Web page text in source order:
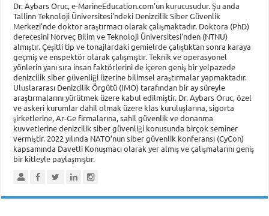
Dr. Aybars Oruc, e-MarineEducation.com'un kurucusudur. Şu anda
Tallinn Teknoloji Üniversitesi'ndeki Denizcilik Siber Güvenlik
Merkezi'nde doktor araştırmacı olarak çalışmaktadır. Doktora (PhD)
derecesini Norveç Bilim ve Teknoloji Üniversitesi'nden (NTNU)
almıştır. Çeşitli tip ve tonajlardaki gemielrde çalıştıktan sonra karaya
geçmiş ve enspektör olarak çalışmıştır. Teknik ve operasyonel
yönlerin yanı sıra insan faktörlerini de içeren geniş bir yelpazede
denizcilik siber güvenliği üzerine bilimsel araştırmalar yapmaktadır.
Uluslararası Denizcilik Örgütü (IMO) tarafından bir ay süreyle
araştırmalarını yürütmek üzere kabul edilmiştir. Dr. Aybars Oruc, özel
ve askeri kurumlar dahil olmak üzere klas kuruluşlarına, sigorta
şirketlerine, Ar-Ge firmalarına, sahil güvenlik ve donanma
kuvvetlerine denizcilik siber güvenliği konusunda birçok seminer
vermiştir. 2022 yılında NATO’nun siber güvenlik konferansı (CyCon)
kapsamında Davetli Konuşmacı olarak yer almış ve çalışmalarını geniş
bir kitleyle paylaşmıştır.